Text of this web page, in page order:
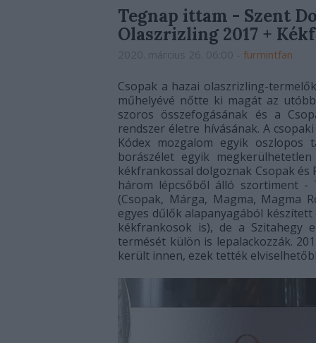
Tegnap ittam - Szent
Olaszrizling 2017 +
furmintfan
Csopak a hazai olaszrizling-
műhelyévé nőtte ki magát az
szoros összefogásának és a
rendszer életre hívásának. A
Kódex mozgalom egyik
borászélet egyik
kékfrankossal dolgoznak Csopak és
három lépcsőből álló szortiment -
(Csopak, Márga, Magma, Magma
egyes dűlők alapanyagából
kékfrankosok is), de a Szitahegy
termését külön is lepalackozzák.
került innen, ezek tették